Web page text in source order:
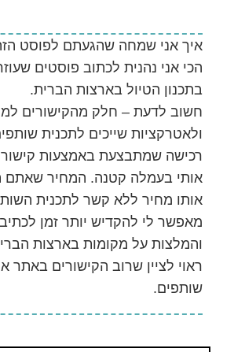
איך אני שמחה שהגעתם לפוסט
הכי אני נהנית לכתוב פוסטים
בתכנון הטיול בארצות הברית.
חשוב לדעת – חלק מהקישורים
ולאטרקציות שייכים לתכנית
רכישה שמתבצעת באמצעות
אותי בעמלה קטנה. המחיר שאתם
אותו מחיר ללא קשר לתכנית
מאפשר לי להקדיש יותר זמן
והמלצות על מקומות בארצות
ראוי לציין שרוב הקישורים באתר
שותפים.